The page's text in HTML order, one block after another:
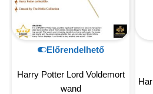
Előrendelhető
Harry Potter Lord Voldemort
wand